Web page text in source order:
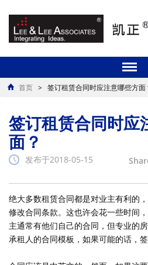
首页 > 签订租赁合同时应注意哪些方面
签订租赁合同时应
面？
发布于2018-05-15
绝大多数租赁合同都是对业主有利的
修改合同条款。这也许会花一些时间
主通常有他们自己的合同，但专业的
承租人的合同模板，如果可能的话，